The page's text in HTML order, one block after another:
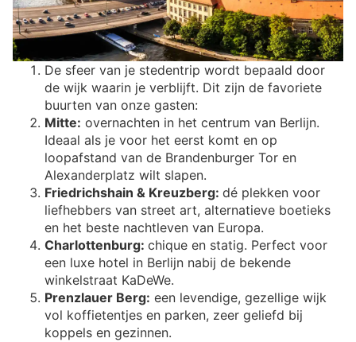
De sfeer van je stedentrip wordt bepaald door
de wijk waarin je verblijft. Dit zijn de favoriete
buurten van onze gasten:
Mitte: overnachten in het centrum van Berlijn.
Ideaal als je voor het eerst komt en op
loopafstand van de Brandenburger Tor en
Alexanderplatz wilt slapen.
Friedrichshain & Kreuzberg: dé plekken voor
liefhebbers van street art, alternatieve boetieks
en het beste nachtleven van Europa.
Charlottenburg: chique en statig. Perfect voor
een luxe hotel in Berlijn nabij de bekende
winkelstraat KaDeWe.
Prenzlauer Berg: een levendige, gezellige wijk
vol koffietentjes en parken, zeer geliefd bij
koppels en gezinnen.